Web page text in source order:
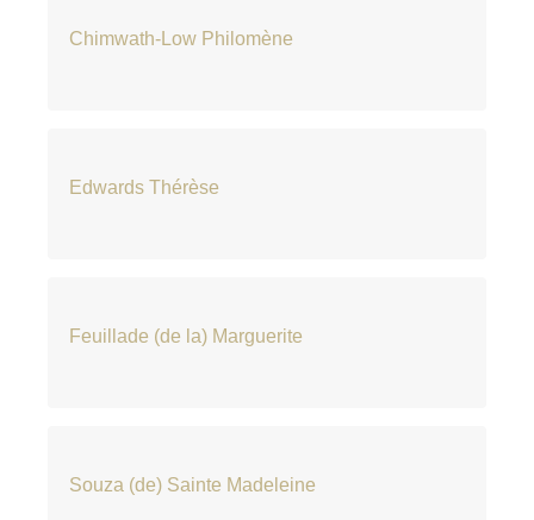
Chimwath-Low Philomène
Edwards Thérèse
Feuillade (de la) Marguerite
Souza (de) Sainte Madeleine